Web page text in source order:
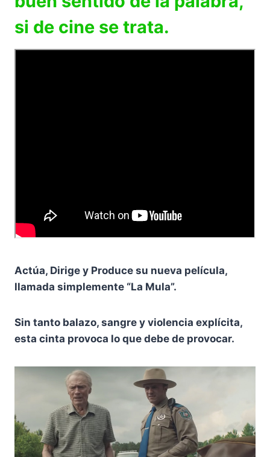
si de cine se trata.
Actúa, Dirige y Produce su nueva película,
llamada simplemente “La Mula”.
Sin tanto balazo, sangre y violencia explícita,
esta cinta provoca lo que debe de provocar.